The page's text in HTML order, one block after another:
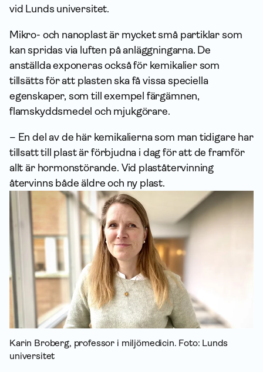
vid Lunds universitet.
Mikro- och nanoplast är mycket små partiklar som
kan spridas via luften på anläggningarna. De
anställda exponeras också för kemikalier som
tillsätts för att plasten ska få vissa speciella
egenskaper, som till exempel färgämnen,
flamskyddsmedel och mjukgörare.
– En del av de här kemikalierna som man tidigare har
tillsatt till plast är förbjudna i dag för att de framför
allt är hormonstörande. Vid plaståtervinning
återvinns både äldre och ny plast.
Karin Broberg, professor i miljömedicin. Foto: Lunds
universitet